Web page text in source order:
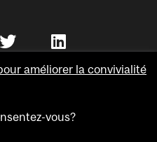
améliorer la convivialité
vous?